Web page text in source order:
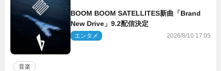
BOOM BOOM SATELLITES新曲「Brand
New Drive」9.2配信決定
エンタメ 2026/8/10 17:05
音楽